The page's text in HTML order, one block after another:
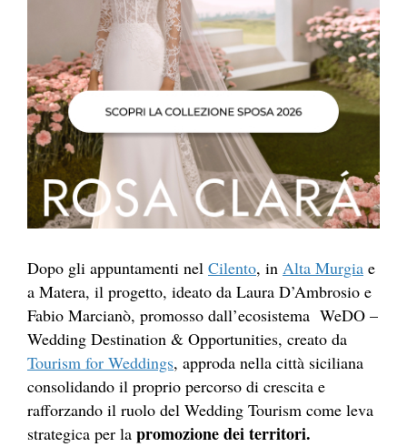
Dopo gli appuntamenti nel Cilento, in Alta Murgia e
a Matera, il progetto, ideato da Laura D’Ambrosio e
Fabio Marcianò, promosso dall’ecosistema WeDO –
Wedding Destination & Opportunities, creato da
Tourism for Weddings, approda nella città siciliana
consolidando il proprio percorso di crescita e
rafforzando il ruolo del Wedding Tourism come leva
strategica per la promozione dei territori.